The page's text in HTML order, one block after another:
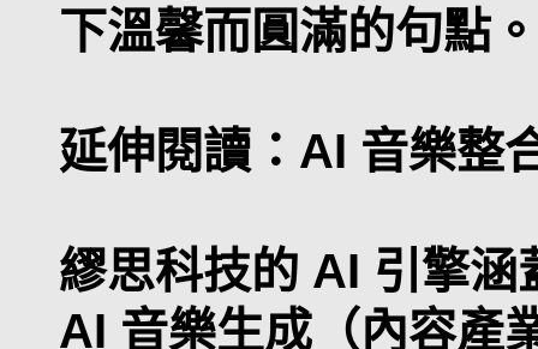
下溫馨而圓滿的句點。
延伸閱讀：AI 音樂整
繆思科技的 AI 引擎涵
AI 音樂生成（內容產